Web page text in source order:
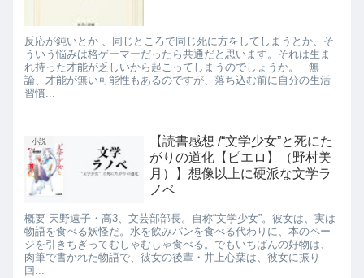
反応が鈍いとか 、同じところで同じ死に方をしてしまうとか、そ
ういう悩みは格ゲーマーだったら共通だと思います。それは生ま
れ持った才能が乏しいから起こってしまうのでしょうか。 無
論、才能が無い可能性もあるのですが、落ち込む前に自分の生活
習慣...
小説
【読書感想 /“文学少女”と死にた
がりの道化【ピエロ】（野村美
月）】想像以上に硬派な文学ラ
ノベ
概要 天野遠子・高3、文芸部部長。自称“文学少女”。彼女は、実は
物語を食べる妖怪だ。水を飲みパンを食べる代わりに、本のペー
ジを引きちぎってむしゃむしゃ食べる。でもいちばんの好物は、
肉筆で書かれた物語で、彼女の後輩・井上心葉は、彼女に振り
回...